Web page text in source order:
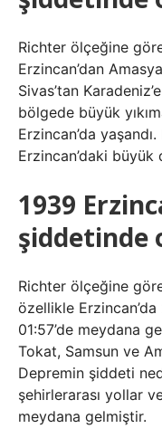
Richter ölçeğine
Erzincan’dan
Sivas’tan
bölgede büyük
Erzincan’da
Erzincan’daki büyük
1939
şiddetinde
Richter ölçeğine
özellikle
01:57’de meydana
Tokat, Samsun ve
Depremin şiddeti
şehirlerarası yollar
meydana gelmiştir.